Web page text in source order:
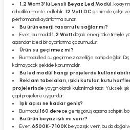
1,2 Watt 3'lü Lensli Beyaz Led Modül, kolay
rahatlıkla monte edilebilir. 12 Volt DC gerilim ile çalışır
performanslı aydınlatma sunar.
Bu ürün enerji tasarrufu sağlar mı?
Evet, bu modül 1,2 Wattdüşük enerji tüketimiyle
açısından ideal bir aydınlatma çözümüdür.
Ürün su geçirmez mi?
Bu modül led su geçirmez özelliğe sahip değildir.
kalmayacak şekilde korunmalıdır.
Bu led modül hangi projelerde
Reklam tabelaları,ışıklı kutular,kutu
projelerinde yaygın olarak kullanılmaktadır. Yüksek
çaplı projelere uygundur.
Işık açısı ne kadar geniş?
Bu modül 160 derece geniş görüş açısına sahiptir,
Bu ürün beyaz ışık mı verir?
Evet,6500K-7100Kbeyaz ışık verir, bu da doğal